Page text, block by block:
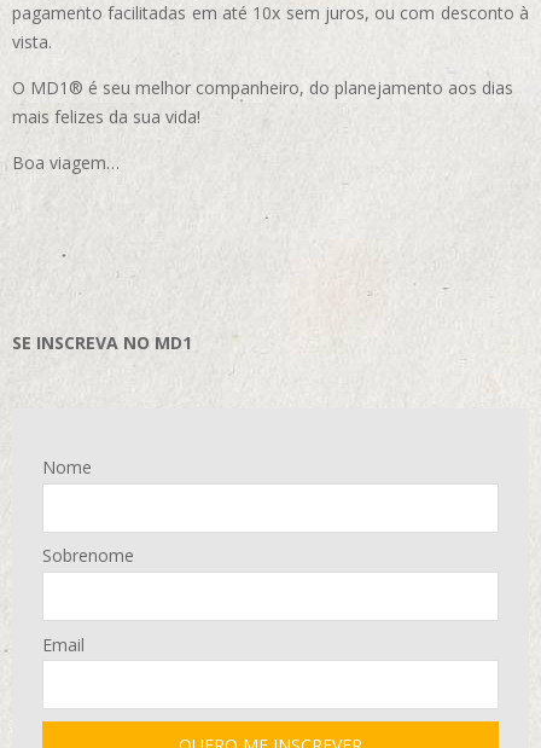
pagamento facilitadas em até 10x sem juros, ou com desconto à
vista.
O MD1® é seu melhor companheiro, do planejamento aos dias
mais felizes da sua vida!
Boa viagem…
SE INSCREVA NO MD1
Nome
Sobrenome
Email